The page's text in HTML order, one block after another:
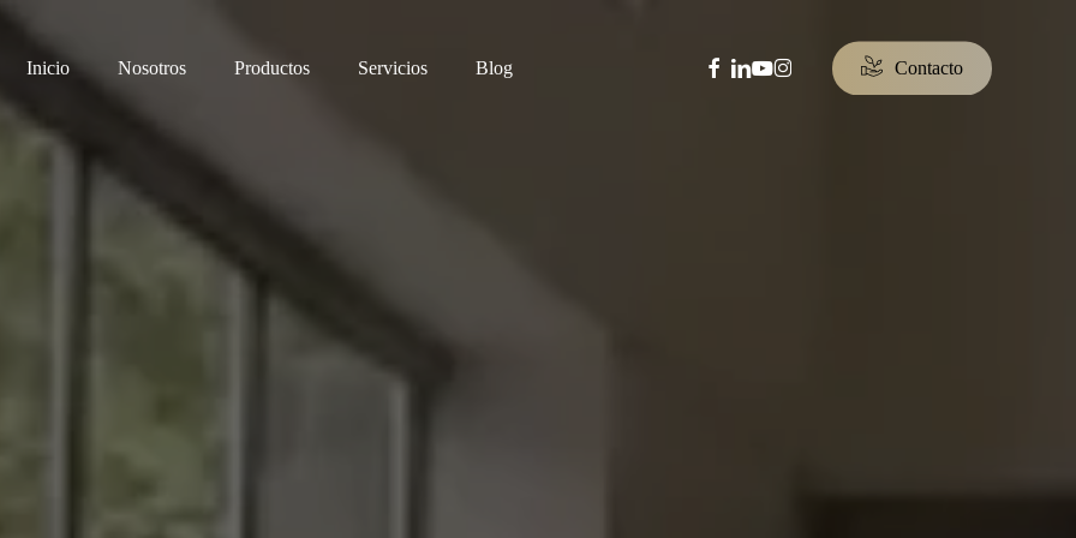
Inicio Nosotros Productos Servicios Blog facebook
linkedin
youtube
instagram Contacto